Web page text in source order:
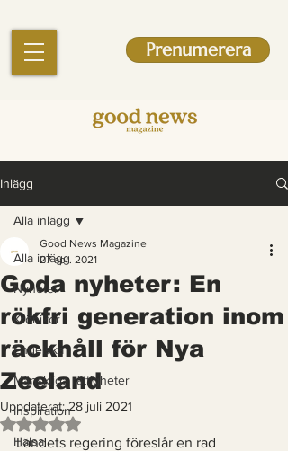
Prenumerera
Inlägg
Alla inlägg
Nyheter
Krönikor
Engelska
Mänskliga rättigheter
Inspiration
Hälsa
Alla inlägg
Goda nyheter: En
rökfri generation inom
räckhåll för Nya
Zeeland
Good News Magazine
27 apr. 2021
Uppdaterat:28 juli 2021
Betygsatt till NaN av 5 stjärnor.
Landets regering föreslår en rad